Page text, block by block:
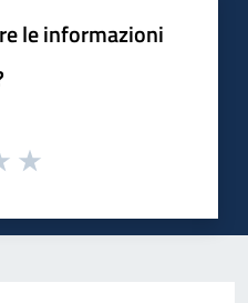
le informazioni